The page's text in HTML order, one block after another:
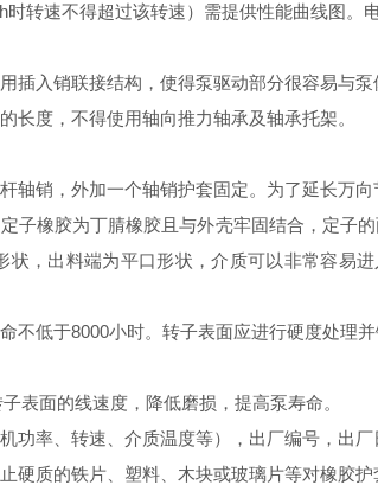
转速不得超过该转速）需提供性能曲线图。
入销联接结构，使得泵驱动部分很容易与泵
长度，不得使用轴向推力轴承及轴承托架。
销，外加一个轴销护套固定。为了延长万
子橡胶为丁腈橡胶且与外壳牢固结合，定子
，出料端为平口形状，介质可以非常容易
不低于8000小时。转子表面应进行硬度处理
表面的线速度，降低磨损，提高泵寿命。
率、转速、介质温度等），出厂编号，出厂
质的铁片、塑料、木块或玻璃片等对橡胶护